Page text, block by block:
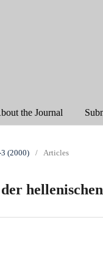
the Journal
(2000) / Articles